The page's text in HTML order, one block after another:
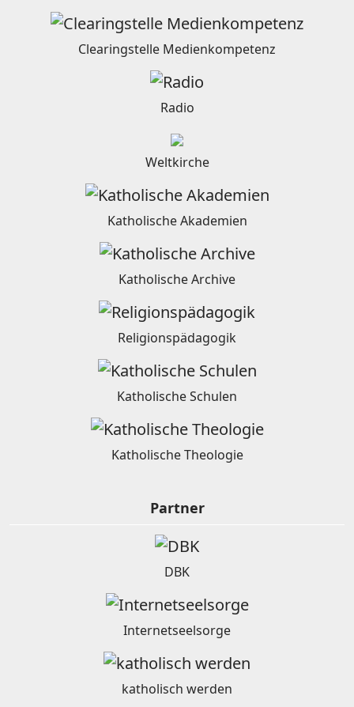
Clearingstelle Medienkompetenz
Radio
Weltkirche
Katholische Akademien
Katholische Archive
Religionspädagogik
Katholische Schulen
Katholische Theologie
Partner
DBK
Internetseelsorge
katholisch werden